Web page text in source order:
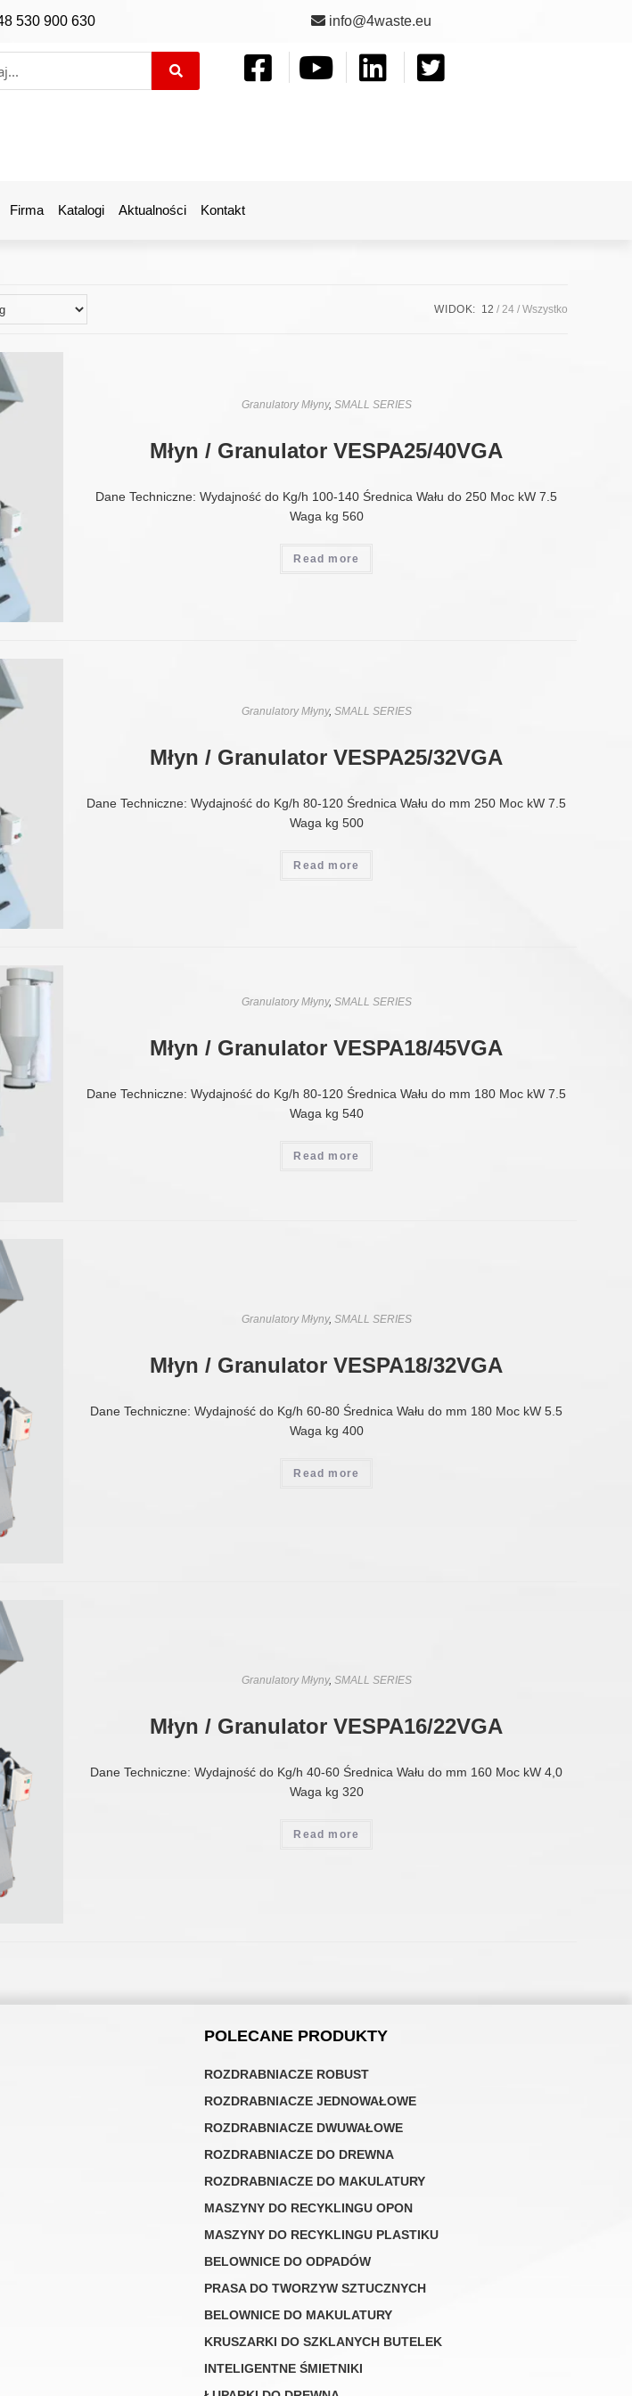
530 900 630 info@4waste.eu
Firma Katalogi Aktualności Kontakt
WIDOK: 12 24 Wszystko
Granulatory Młyny, SMALL SERIES
Młyn / Granulator VESPA25/40VGA
Dane Techniczne: Wydajność do Kg/h 100-140 Średnica Wału do 250 Moc kW 7.5
Waga kg 560
Read more
Granulatory Młyny, SMALL SERIES
Młyn / Granulator VESPA25/32VGA
Dane Techniczne: Wydajność do Kg/h 80-120 Średnica Wału do mm 250 Moc kW 7.5
Waga kg 500
Read more
Granulatory Młyny, SMALL SERIES
Młyn / Granulator VESPA18/45VGA
Dane Techniczne: Wydajność do Kg/h 80-120 Średnica Wału do mm 180 Moc kW 7.5
Waga kg 540
Read more
Granulatory Młyny, SMALL SERIES
Młyn / Granulator VESPA18/32VGA
Dane Techniczne: Wydajność do Kg/h 60-80 Średnica Wału do mm 180 Moc kW 5.5
Waga kg 400
Read more
Granulatory Młyny, SMALL SERIES
Młyn / Granulator VESPA16/22VGA
Dane Techniczne: Wydajność do Kg/h 40-60 Średnica Wału do mm 160 Moc kW 4,0
Waga kg 320
Read more
POLECANE PRODUKTY
ROZDRABNIACZE ROBUST
ROZDRABNIACZE JEDNOWAŁOWE
ROZDRABNIACZE DWUWAŁOWE
ROZDRABNIACZE DO DREWNA
ROZDRABNIACZE DO MAKULATURY
MASZYNY DO RECYKLINGU OPON
MASZYNY DO RECYKLINGU PLASTIKU
BELOWNICE DO ODPADÓW
PRASA DO TWORZYW SZTUCZNYCH
BELOWNICE DO MAKULATURY
KRUSZARKI DO SZKLANYCH BUTELEK
INTELIGENTNE ŚMIETNIKI